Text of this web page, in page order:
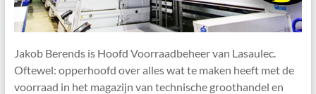
Jakob Berends is Hoofd Voorraadbeheer van Lasaulec.
Oftewel: opperhoofd over alles wat te maken heeft met de
voorraad in het magazijn van technische groothandel en